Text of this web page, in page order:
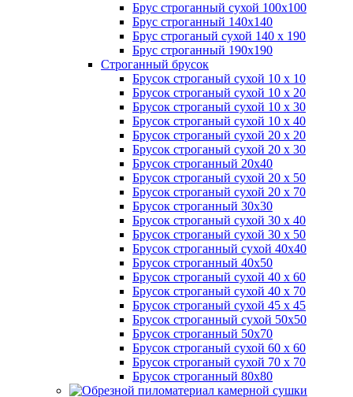
Брус строганный сухой 100х100
Брус строганный 140х140
Брус строганый сухой 140 х 190
Брус строганный 190х190
Строганный брусок
Брусок строганый сухой 10 х 10
Брусок строганый сухой 10 х 20
Брусок строганый сухой 10 х 30
Брусок строганый сухой 10 х 40
Брусок строганый сухой 20 х 20
Брусок строганый сухой 20 х 30
Брусок строганный 20х40
Брусок строганый сухой 20 х 50
Брусок строганый сухой 20 х 70
Брусок строганный 30х30
Брусок строганый сухой 30 х 40
Брусок строганый сухой 30 х 50
Брусок строганный сухой 40х40
Брусок строганный 40х50
Брусок строганый сухой 40 х 60
Брусок строганый сухой 40 х 70
Брусок строганый сухой 45 х 45
Брусок строганный сухой 50х50
Брусок строганный 50х70
Брусок строганый сухой 60 х 60
Брусок строганый сухой 70 х 70
Брусок строганный 80х80